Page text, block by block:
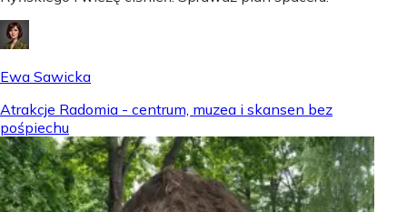
Ewa Sawicka
Atrakcje Radomia - centrum, muzea i skansen bez
pośpiechu